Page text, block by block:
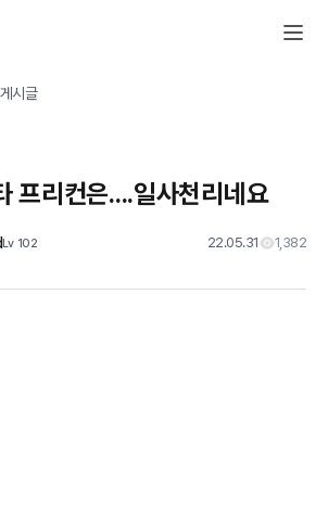
게시글
프리컨은....일사천리네요
Lv 102 22.05.31 1,382